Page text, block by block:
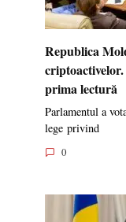
Republica
prima lectură
Parlamentul a
lege privind
0